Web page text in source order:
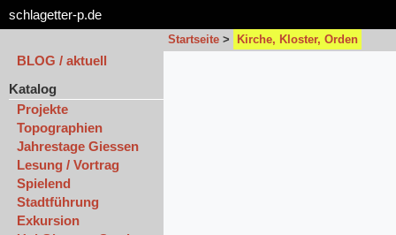
schlagetter-p.de
Startseite > Kirche, Kloster, Orden
BLOG / aktuell
Katalog
Projekte
Topographien
Jahrestage Giessen
Lesung / Vortrag
Spielend
Stadtführung
Exkursion